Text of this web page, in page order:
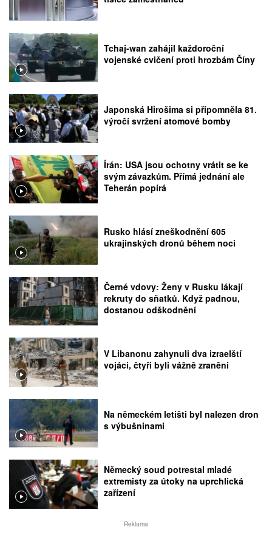
Tchaj-wan zahájil každoroční
vojenské cvičení proti hrozbám Číny
Japonská Hirošima si připomněla 81.
výročí svržení atomové bomby
Írán: USA jsou ochotny vrátit se ke
svým závazkům. Přímá jednání ale
Teherán popírá
Rusko hlásí zneškodnění 605
ukrajinských dronů během noci
Černé vdovy: Ženy v Rusku lákají
rekruty do sňatků. Když padnou,
dostanou odškodnění
V Libanonu zahynuli dva izraelští
vojáci, čtyři byli vážně zraněni
Na německém letišti byl nalezen dron
s výbušninami
Německý soud potrestal mladé
extremisty za útoky na uprchlická
zařízení
Reklama